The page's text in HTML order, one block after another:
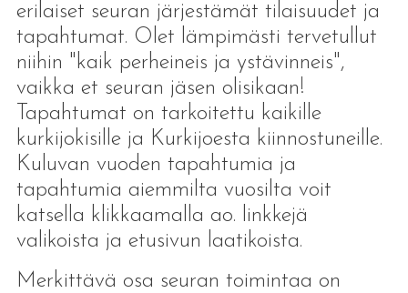
erilaiset seuran järjestämät tilaisuudet ja
tapahtumat. Olet lämpimästi tervetullut
niihin "kaik perheineis ja ystävinneis",
vaikka et seuran jäsen olisikaan!
Tapahtumat on tarkoitettu kaikille
kurkijokisille ja Kurkijoesta kiinnostuneille.
Kuluvan vuoden tapahtumia ja
tapahtumia aiemmilta vuosilta voit
katsella klikkaamalla ao. linkkejä
valikoista ja etusivun laatikoista.
Merkittävä osa seuran toimintaa on